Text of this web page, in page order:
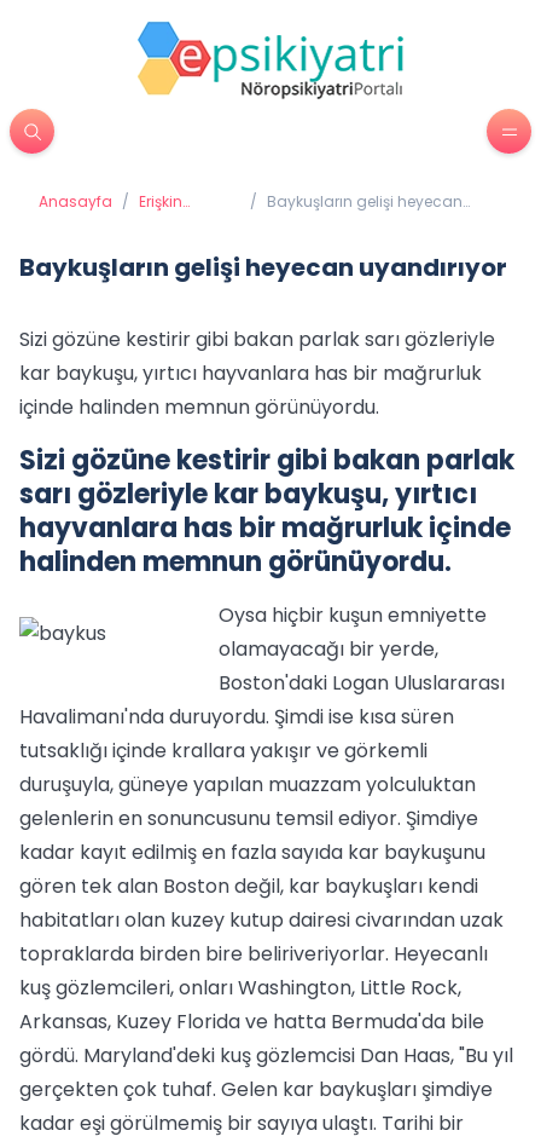
Anasayfa / Erişkin
/ Baykuşların gelişi heyecan
Baykuşların gelişi heyecan uyandırıyor
Sizi gözüne kestirir gibi bakan parlak sarı gözleriyle
kar baykuşu, yırtıcı hayvanlara has bir mağrurluk
içinde halinden memnun görünüyordu.
Sizi gözüne kestirir gibi bakan parlak
sarı gözleriyle kar baykuşu, yırtıcı
hayvanlara has bir mağrurluk içinde
halinden memnun görünüyordu.
Oysa hiçbir kuşun emniyette
olamayacağı bir yerde,
Boston'daki Logan Uluslararası
Havalimanı'nda duruyordu. Şimdi ise kısa süren
tutsaklığı içinde krallara yakışır ve görkemli
duruşuyla, güneye yapılan muazzam yolculuktan
gelenlerin en sonuncusunu temsil ediyor. Şimdiye
kadar kayıt edilmiş en fazla sayıda kar baykuşunu
gören tek alan Boston değil, kar baykuşları kendi
habitatları olan kuzey kutup dairesi civarından uzak
topraklarda birden bire beliriveriyorlar. Heyecanlı
kuş gözlemcileri, onları Washington, Little Rock,
Arkansas, Kuzey Florida ve hatta Bermuda'da bile
gördü. Maryland'deki kuş gözlemcisi Dan Haas, "Bu yıl
gerçekten çok tuhaf. Gelen kar baykuşları şimdiye
kadar eşi görülmemiş bir sayıya ulaştı. Tarihi bir